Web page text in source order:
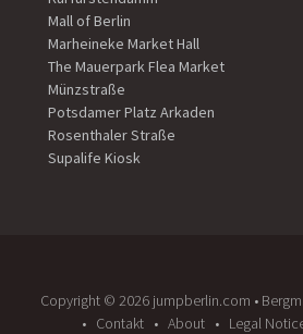
Mall of Berlin
Marheineke Market Hall
The Mauerpark Flea Market
Münzstraße
Potsdamer Platz Arkaden
Rosenthaler Straße
Supalife Kiosk
Copyright ©️ 2026 jumpberlin.com •
Contakt
About Legal